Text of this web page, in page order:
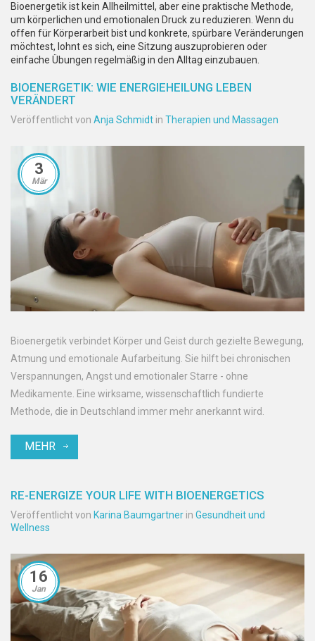
Bioenergetik ist kein Allheilmittel, aber eine praktische Methode,
um körperlichen und emotionalen Druck zu reduzieren. Wenn du
offen für Körperarbeit bist und konkrete, spürbare Veränderungen
möchtest, lohnt es sich, eine Sitzung auszuprobieren oder
einfache Übungen regelmäßig in den Alltag einzubauen.
BIOENERGETIK: WIE ENERGIEHEILUNG LEBEN
VERÄNDERT
Veröffentlicht von Anja Schmidt in Therapien und Massagen
3
Mär
Bioenergetik verbindet Körper und Geist durch gezielte Bewegung,
Atmung und emotionale Aufarbeitung. Sie hilft bei chronischen
Verspannungen, Angst und emotionaler Starre - ohne
Medikamente. Eine wirksame, wissenschaftlich fundierte
Methode, die in Deutschland immer mehr anerkannt wird.
MEHR
RE-ENERGIZE YOUR LIFE WITH BIOENERGETICS
Veröffentlicht von Karina Baumgartner in Gesundheit und
Wellness
16
Jan